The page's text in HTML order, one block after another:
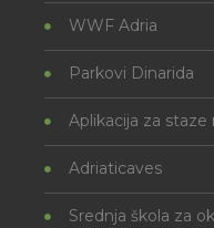
WWF Adria
Parkovi Dinarida
Aplikacija za staze
Adriaticaves
Srednja škola za